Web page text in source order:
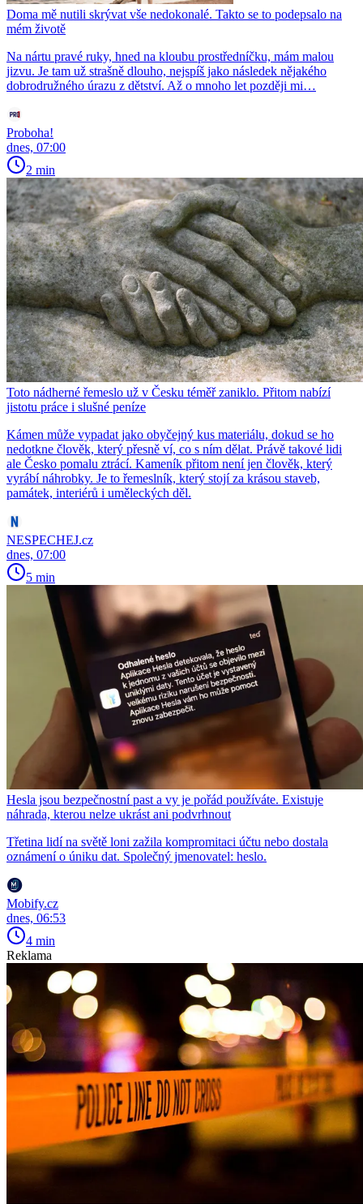
Doma mě nutili skrývat vše nedokonalé. Takto se to podepsalo na
mém životě
Na nártu pravé ruky, hned na kloubu prostředníčku, mám malou
jizvu. Je tam už strašně dlouho, nejspíš jako následek nějakého
dobrodružného úrazu z dětství. Až o mnoho let později mi…
Proboha!
dnes, 07:00
2 min
Toto nádherné řemeslo už v Česku téměř zaniklo. Přitom nabízí
jistotu práce i slušné peníze
Kámen může vypadat jako obyčejný kus materiálu, dokud se ho
nedotkne člověk, který přesně ví, co s ním dělat. Právě takové lidi
ale Česko pomalu ztrácí. Kameník přitom není jen člověk, který
vyrábí náhrobky. Je to řemeslník, který stojí za krásou staveb,
památek, interiérů i uměleckých děl.
NESPECHEJ.cz
dnes, 07:00
5 min
Hesla jsou bezpečnostní past a vy je pořád používáte. Existuje
náhrada, kterou nelze ukrást ani podvrhnout
Třetina lidí na světě loni zažila kompromitaci účtu nebo dostala
oznámení o úniku dat. Společný jmenovatel: heslo.
Mobify.cz
dnes, 06:53
4 min
Reklama